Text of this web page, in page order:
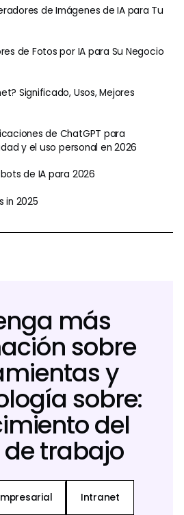
de Imágenes de IA para Tu
de Fotos por IA para Su Negocio
Significado, Usos, Mejores
de ChatGPT para
y el uso personal en 2026
de IA para 2026
in 2025
más
sobre
y
sobre:
del
trabajo
Intranet